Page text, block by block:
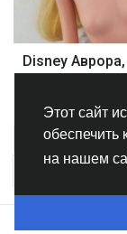
Этот сайт
на нашем
Отображение